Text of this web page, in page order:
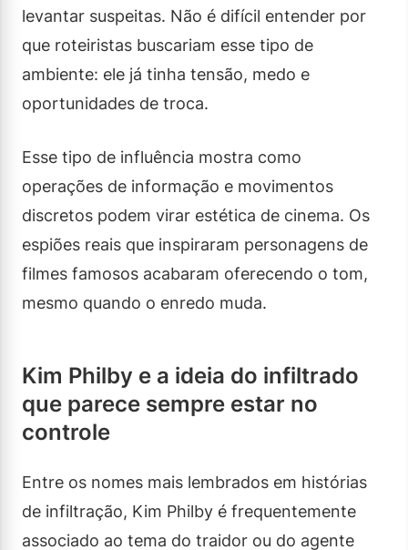
levantar suspeitas. Não é difícil entender por
que roteiristas buscariam esse tipo de
ambiente: ele já tinha tensão, medo e
oportunidades de troca.
Esse tipo de influência mostra como
operações de informação e movimentos
discretos podem virar estética de cinema. Os
espiões reais que inspiraram personagens de
filmes famosos acabaram oferecendo o tom,
mesmo quando o enredo muda.
Kim Philby e a ideia do infiltrado
que parece sempre estar no
controle
Entre os nomes mais lembrados em histórias
de infiltração, Kim Philby é frequentemente
associado ao tema do traidor ou do agente